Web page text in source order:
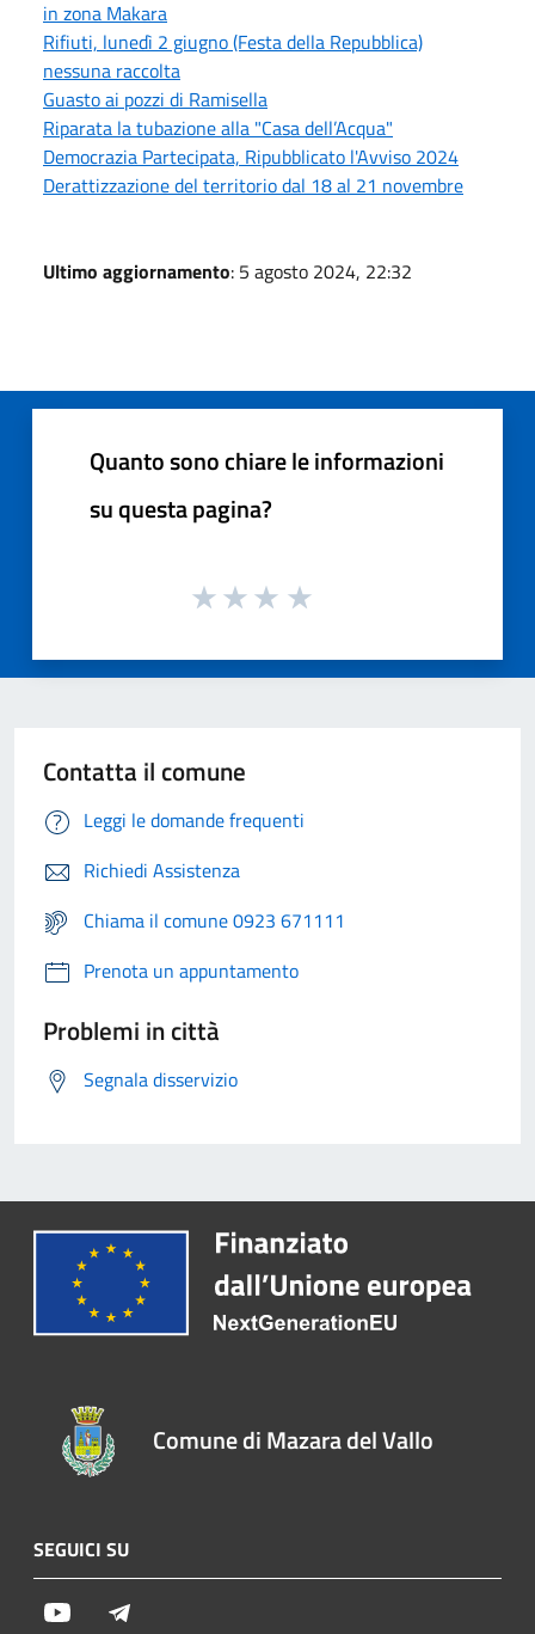
in zona Makara
Rifiuti, lunedì 2 giugno (Festa della Repubblica)
nessuna raccolta
Guasto ai pozzi di Ramisella
Riparata la tubazione alla "Casa dell’Acqua"
Democrazia Partecipata, Ripubblicato l'Avviso 2024
Derattizzazione del territorio dal 18 al 21 novembre
Ultimo aggiornamento: 5 agosto 2024, 22:32
Quanto sono chiare le informazioni
su questa pagina?
Contatta il comune
Leggi le domande frequenti
Richiedi Assistenza
Chiama il comune 0923 671111
Prenota un appuntamento
Problemi in città
Segnala disservizio
Comune di Mazara del Vallo
SEGUICI SU
Youtube